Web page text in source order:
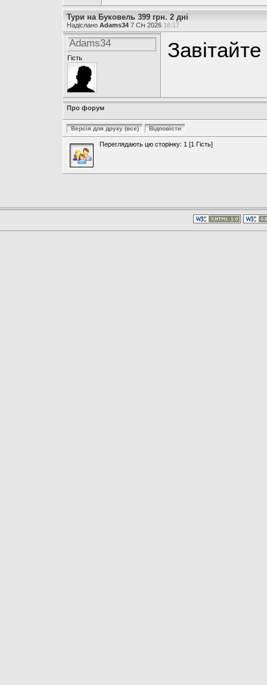
Тури на Буковель 399 грн. 2 дні
Надіслано Adams347 Січ 2026 16:17
Adams34
Гість
Про форум
Переглядають цю сторінку: 1 [1 Гість]